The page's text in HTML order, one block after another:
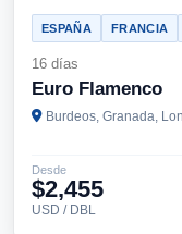
ESPAÑA FRANCIA
16 días
Euro Flamenco
Burdeos, Granada,
Desde
$2,455
USD / DBL